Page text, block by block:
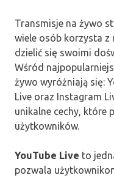
Transmisje na żywo
wiele osób korzysta
dzielić się swoimi
Wśród
żywo wyróżniają się:
Live oraz Instagram
unikalne cechy, które
użytkowników.
YouTube Live to
pozwala